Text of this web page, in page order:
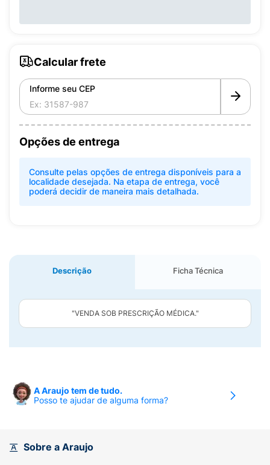
Calcular frete
Informe seu CEP
Opções de entrega
Consulte pelas opções de entrega disponíveis para a
localidade desejada. Na etapa de entrega, você
poderá decidir de maneira mais detalhada.
Descrição Ficha Técnica
"VENDA SOB PRESCRIÇÃO MÉDICA."
A Araujo tem de tudo.
Posso te ajudar de alguma forma?
Sobre a Araujo